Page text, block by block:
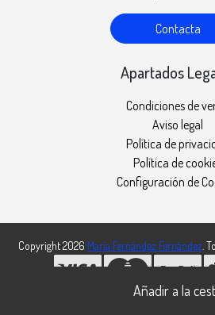
Contacta
Apartados
Condiciones de
Aviso legal
Política de
Política de
Configuración de
Copyright 2026 María Fernández Fernández .
Desarrollado por